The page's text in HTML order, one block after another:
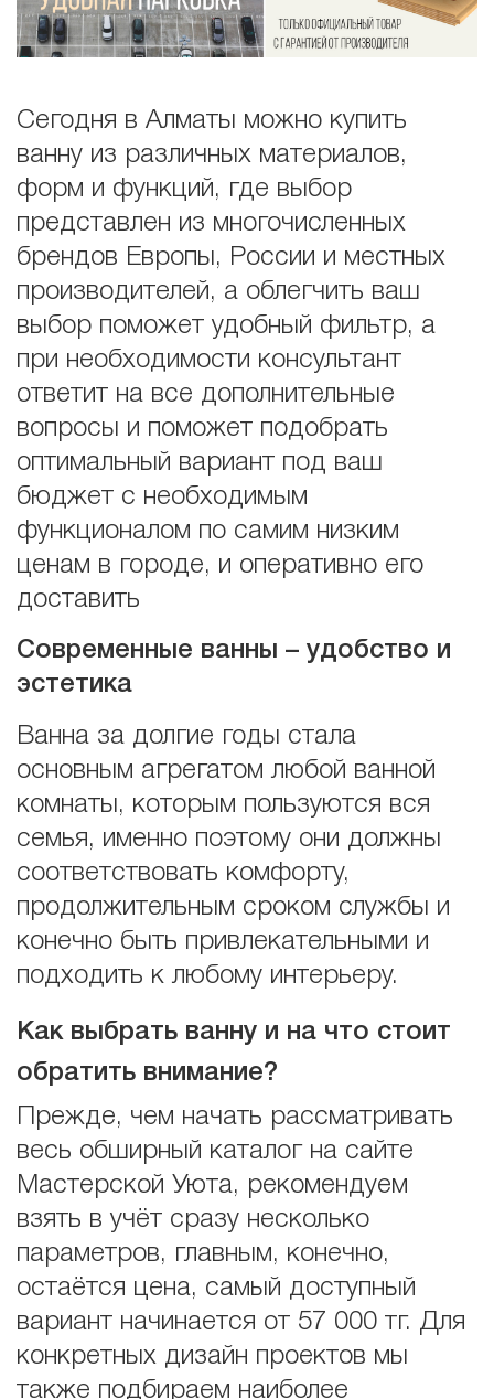
Сегодня в Алматы можно купить
ванну из различных материалов,
форм и функций, где выбор
представлен из многочисленных
брендов Европы, России и местных
производителей, а облегчить ваш
выбор поможет удобный фильтр, а
при необходимости консультант
ответит на все дополнительные
вопросы и поможет подобрать
оптимальный вариант под ваш
бюджет с необходимым
функционалом по самим низким
ценам в городе, и оперативно его
доставить
Современные ванны – удобство и
эстетика
Ванна за долгие годы стала
основным агрегатом любой ванной
комнаты, которым пользуются вся
семья, именно поэтому они должны
соответствовать комфорту,
продолжительным сроком службы и
конечно быть привлекательными и
подходить к любому интерьеру.
Как выбрать ванну и на что стоит
обратить внимание?
Прежде, чем начать рассматривать
весь обширный каталог на сайте
Мастерской Уюта, рекомендуем
взять в учёт сразу несколько
параметров, главным, конечно,
остаётся цена, самый доступный
вариант начинается от 57 000 тг. Для
конкретных дизайн проектов мы
также подбираем наиболее